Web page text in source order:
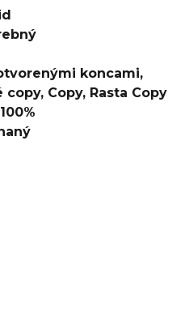
koncami,
copy, Copy, Rasta Copy